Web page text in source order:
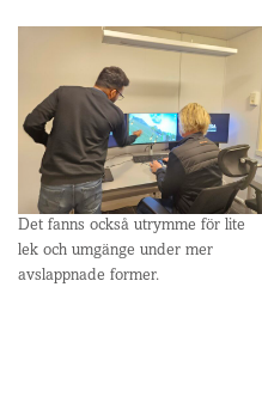
Det fanns också utrymme för lite
lek och umgänge under mer
avslappnade former.